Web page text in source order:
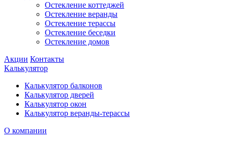
Остекление коттеджей
Остекление веранды
Остекление терассы
Остекление беседки
Остекление домов
Акции Контакты
Калькулятор
Калькулятор балконов
Калькулятор дверей
Калькулятор окон
Калькулятор веранды-терассы
О компании